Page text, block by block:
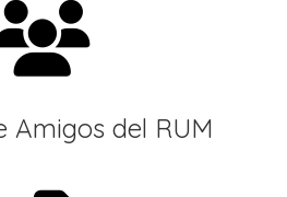
Amigos del RUM